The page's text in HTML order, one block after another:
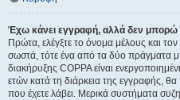
Έχω κάνει εγγραφή, αλλά δεν
Πρώτα, ελέγξτε το όνομα μέλους και
σωστά, τότε ένα από τα δύο πράγματα
διακήρυξης COPPA είναι
ετών κατά τη διάρκεια της εγγραφής, θα
που έχετε λάβει. Μερικά συστήματα